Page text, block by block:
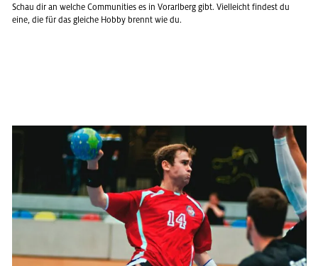
Schau dir an wel­che Com­mu­nities es in Vor­arl­berg gibt. Viel­leicht fin­dest du
eine, die für das glei­che Hobby brennt wie du.